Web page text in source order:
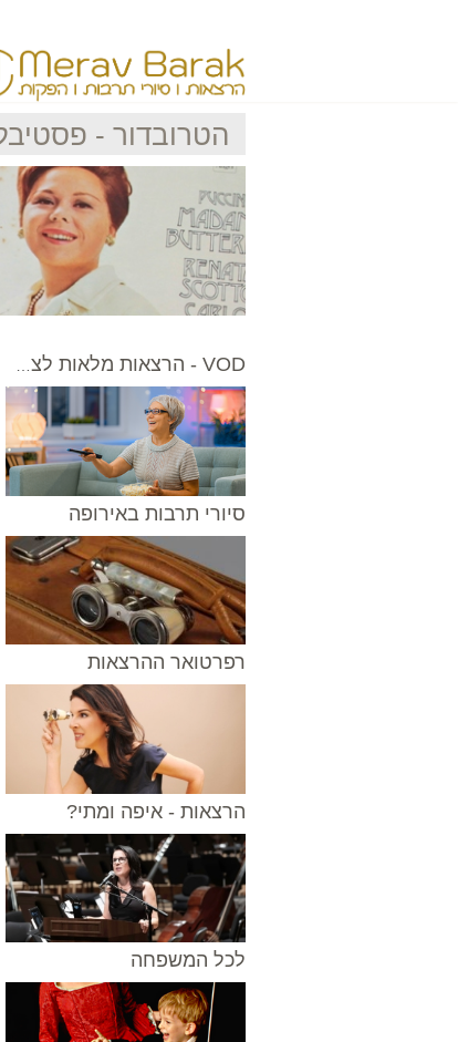
הטרובדור -
VOD - הרצאות מלאות לצפייה בכל עת
סיורי תרבות באירופה
רפרטואר ההרצאות
הרצאות - איפה ומתי?
לכל המשפחה